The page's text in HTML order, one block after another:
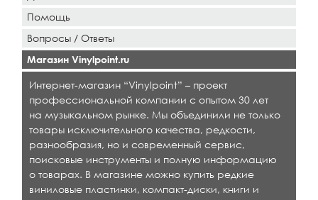
Помощь
Вопросы / Ответы
Магазин Vinylpoint.ru
Интернет-магазин “Vinylpoint” – проект
профессиональной компании с опытом 30 лет
на музыкальном рынке. Мы объединили не только
товары исключительного качества, редкости,
разнообразия, но и современный сервис,
поисковые инструменты и полную информацию
о товарах. В магазине можно купить редкие
виниловые пластинки, компакт-диски, книги и